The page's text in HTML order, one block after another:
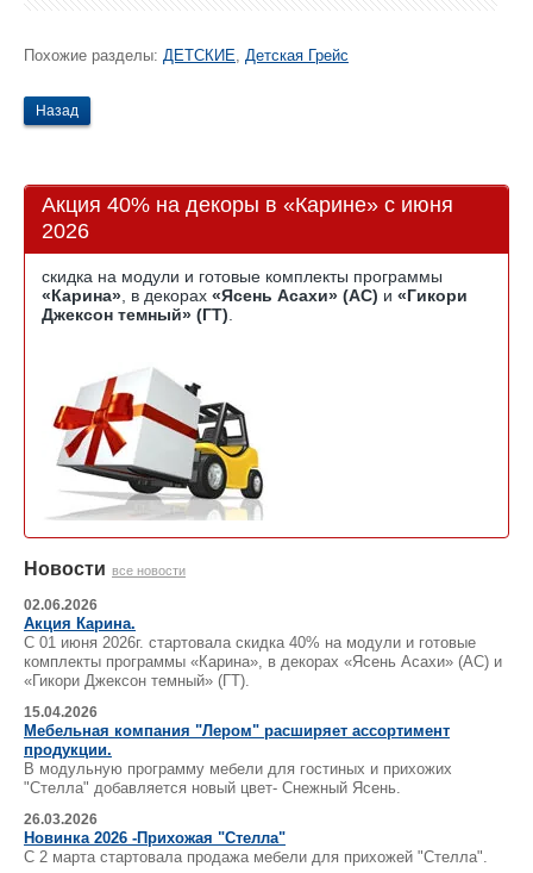
Похожие разделы: ДЕТСКИЕ, Детская Грейс
Назад
Акция 40% на декоры в «Карине» с июня
2026
скидка на модули и готовые комплекты программы
«Карина» , в декорах «Ясень Асахи» (АС) и «Гикори
Джексон темный» (ГТ)
Новости все новости
02.06.2026
Акция Карина.
С 01 июня 2026г. стартовала скидка 40% на модули и готовые
комплекты программы «Карина», в декорах «Ясень Асахи» (АС) и
«Гикори Джексон темный» (ГТ).
15.04.2026
Мебельная компания "Лером" расширяет ассортимент
продукции.
В модульную программу мебели для гостиных и прихожих
"Стелла" добавляется новый цвет- Снежный Ясень.
26.03.2026
Новинка 2026 -Прихожая "Стелла"
С 2 марта стартовала продажа мебели для прихожей "Стелла".